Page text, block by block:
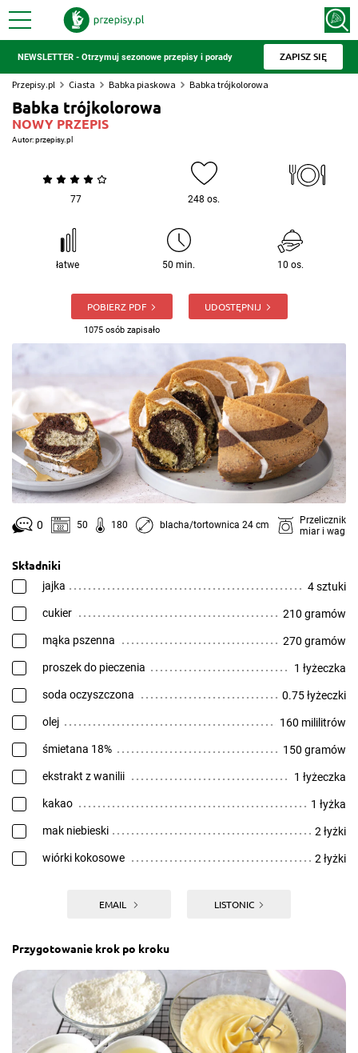
NEWSLETTER - Otrzymuj sezonowe przepisy i porady ZAPISZ SIĘ
Przepisy.pl Ciasta Babka piaskowa Babka trójkolorowa
Babka trójkolorowa
NOWY PRZEPIS
Autor:przepisy.pl
77 248 os.
łatwe 50 min. 10 os.
POBIERZ PDF
1075 osób zapisało
UDOSTĘPNIJ
0 50 180 blacha/tortownica 24 cm
Przelicznik
miar i wag
Składniki
jajka 4 sztuki
cukier 210 gramów
mąka pszenna 270 gramów
proszek do pieczenia 1 łyżeczka
soda oczyszczona 0.75 łyżeczki
olej 160 mililitrów
śmietana 18% 150 gramów
ekstrakt z wanilii 1 łyżeczka
kakao 1 łyżka
mak niebieski 2 łyżki
wiórki kokosowe 2 łyżki
EMAIL LISTONIC
Przygotowanie krok po kroku